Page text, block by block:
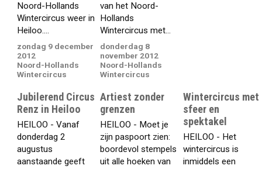
Noord-Hollands
Wintercircus weer in
Heiloo....
zondag 9 december
2012
Noord-Hollands
Wintercircus
van het Noord-
Hollands
Wintercircus met...
donderdag 8
november 2012
Noord-Hollands
Wintercircus
Jubilerend Circus
Renz in Heiloo
HEILOO - Vanaf
donderdag 2
augustus
aanstaande geeft
Artiest zonder
grenzen
HEILOO - Moet je
zijn paspoort zien:
boordevol stempels
uit alle hoeken van
Wintercircus met
sfeer en
spektakel
HEILOO - Het
wintercircus is
inmiddels een